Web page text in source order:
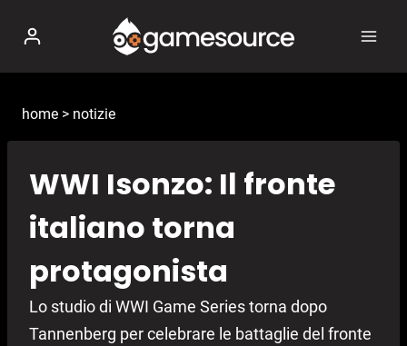
contenuto
home > notizie
WWI Isonzo: Il fronte
italiano torna
protagonista
Lo studio di WWI Game Series torna dopo
Tannenberg per celebrare le battaglie del fronte